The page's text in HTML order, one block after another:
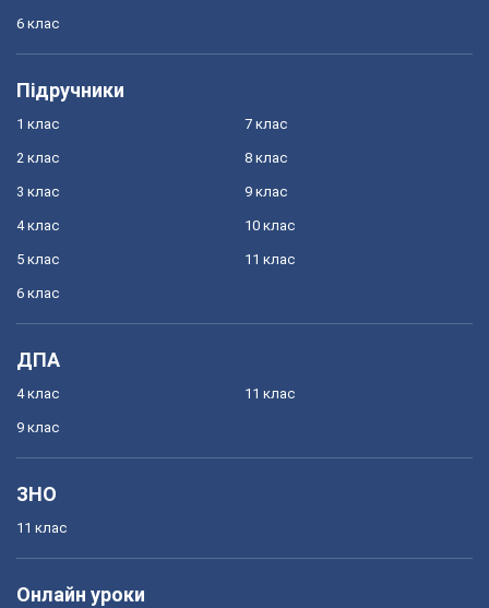
6 клас
Підручники
1 клас
2 клас
3 клас
4 клас
5 клас
6 клас
7 клас
8 клас
9 клас
10 клас
11 клас
ДПА
4 клас
9 клас
11 клас
ЗНО
11 клас
Онлайн уроки